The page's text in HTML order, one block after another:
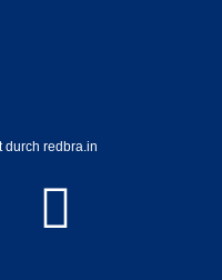
durch redbra.in